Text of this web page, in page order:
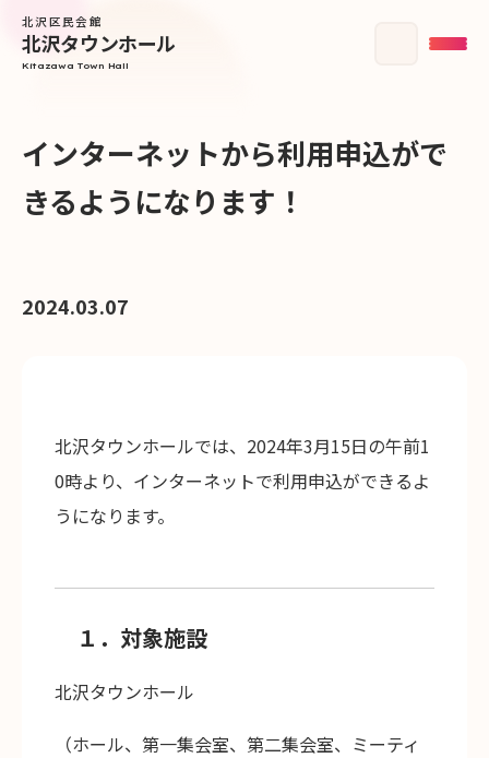
北沢区民会館
北沢タウンホール
Kitazawa Town Hall
インターネットから利用申込がで
きるようになります！
2024.03.07
北沢タウンホールでは、2024年3月15日の午前1
0時より、インターネットで利用申込ができるよ
うになります。
１．対象施設
北沢タウンホール
（ホール、第一集会室、第二集会室、ミーティ